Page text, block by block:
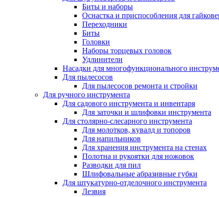
Биты и наборы
Оснастка и приспособления для
Переходники
Биты
Головки
Наборы торцевых головок
Удлинители
Насадки для многофункционального
Для пылесосов
Для пылесосов ремонта и стройки
Для ручного инструмента
Для садового инструмента и инвентаря
Для заточки и шлифовки инструмента
Для столярно-слесарного инструмента
Для молотков, кувалд и топоров
Для напильников
Для хранения инструмента на стенах
Полотна и рукоятки для ножовок
Разводки для пил
Шлифовальные абразивные губки
Для штукатурно-отделочного инструмента
Лезвия